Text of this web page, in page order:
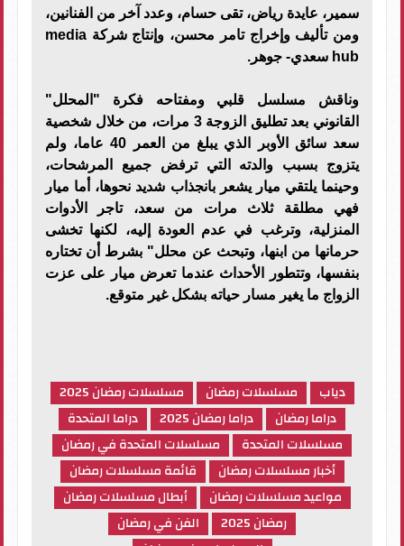
سمير، عايدة رياض، تقى حسام، وعدد آخر من الفنانين،
ومن تأليف وإخراج تامر محسن، وإنتاج شركة media
hub سعدي- جوهر.
وناقش مسلسل قلبي ومفتاحه فكرة "المحلل"
القانوني بعد تطليق الزوجة 3 مرات، من خلال شخصية
سعد سائق الأوبر الذي يبلغ من العمر 40 عاما، ولم
يتزوج بسبب والدته التي ترفض جميع المرشحات،
وحينما يلتقي ميار يشعر بانجذاب شديد نحوها، أما ميار
فهي مطلقة ثلاث مرات من سعد، تاجر الأدوات
المنزلية، وترغب في عدم العودة إليه، لكنها تخشى
حرمانها من ابنها، وتبحث عن محلل" بشرط أن تختاره
بنفسها، وتتطور الأحداث عندما تعرض ميار على عزت
الزواج ما يغير مسار حياته بشكل غير متوقع.
دياب مسلسلات رمضان
مسلسلات رمضان 2025
دراما رمضان
دراما رمضان 2025
دراما المتحدة
مسلسلات المتحدة
مسلسلات المتحدة في رمضان
أخبار مسلسلات رمضان
قائمة مسلسلات رمضان
مواعيد مسلسلات رمضان
أبطال مسلسلات رمضان
رمضان 2025
الفن في رمضان